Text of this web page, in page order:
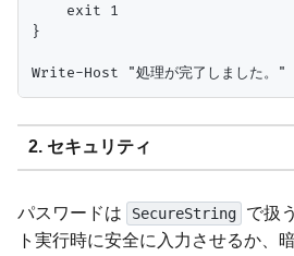
    exit 1
}
2. セキュリティ
パスワードは SecureString
で扱
ト実行時に安全に入力させるか、